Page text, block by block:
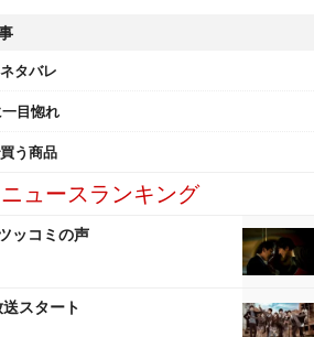
タバレ
目惚れ
う商品
ュースランキング
ッコミの声
スタート